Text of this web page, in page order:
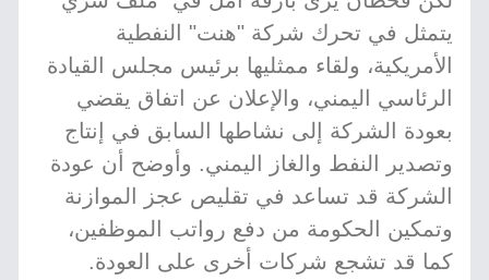
يتمثل في تحرك شركة "هنت" النفطية
الأمريكية، ولقاء ممثليها برئيس مجلس القيادة
الرئاسي اليمني، والإعلان عن اتفاق يقضي
بعودة الشركة إلى نشاطها السابق في إنتاج
وتصدير النفط والغاز اليمني. وأوضح أن عودة
الشركة قد تساعد في تقليص عجز الموازنة
وتمكين الحكومة من دفع رواتب الموظفين،
كما قد تشجع شركات أخرى على العودة.